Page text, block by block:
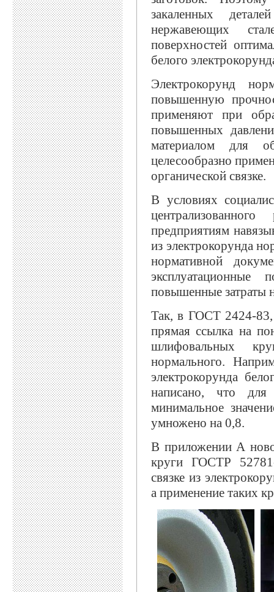
закаленных
нержавеющих
поверхностей
белого
Электрокорунд
повышенную
применяют при
повышенных
материалом для
целесообразно
органической связке.
В условиях
предприятиям
из электрокорунда
нормативной
эксплуатационные
повышенные затраты
Так, в ГОСТ 2424-83,
прямая ссылка на
шлифовальных
нормального.
электрокорунда
написано, что для
минимальное
умножено на 0,8.
В приложении А
круги ГОСТР 52781-
связке из
а применение таких